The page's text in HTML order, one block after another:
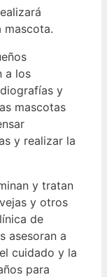
mascota.
a los
y
mascotas
y realizar la
y tratan
y otros
de
asesoran a
cuidado y la
para